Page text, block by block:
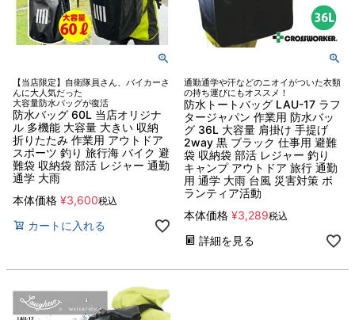
【当店限定】自衛隊員さん、バイカーさ
んに大人気だった
大容量防水バッグが復活
防水バッグ 60L 当店オリジナ
ル 多機能 大容量 大きい 収納
折りたたみ 作業用 アウトドア
スポーツ 釣り 旅行海 バイク 避
難袋 収納袋 部活 レジャー 通勤
通学 大雨
本体価格 ¥3,600税込
カートに入れる
通勤通学や汗などのニオイがついた衣類
の持ち運びにもオススメ！
防水トートバッグ LAU-17 ラフ
タージャパン 作業用 防水バッ
グ 36L 大容量 肩掛け 手提げ
2way 黒 ブラック 仕事用 避難
袋 収納袋 部活 レジャー 釣り
キャンプ アウトドア 旅行 通勤
用 通学 大雨 台風 災害対策 ボ
ランティア活動
本体価格 ¥3,289税込
詳細を見る